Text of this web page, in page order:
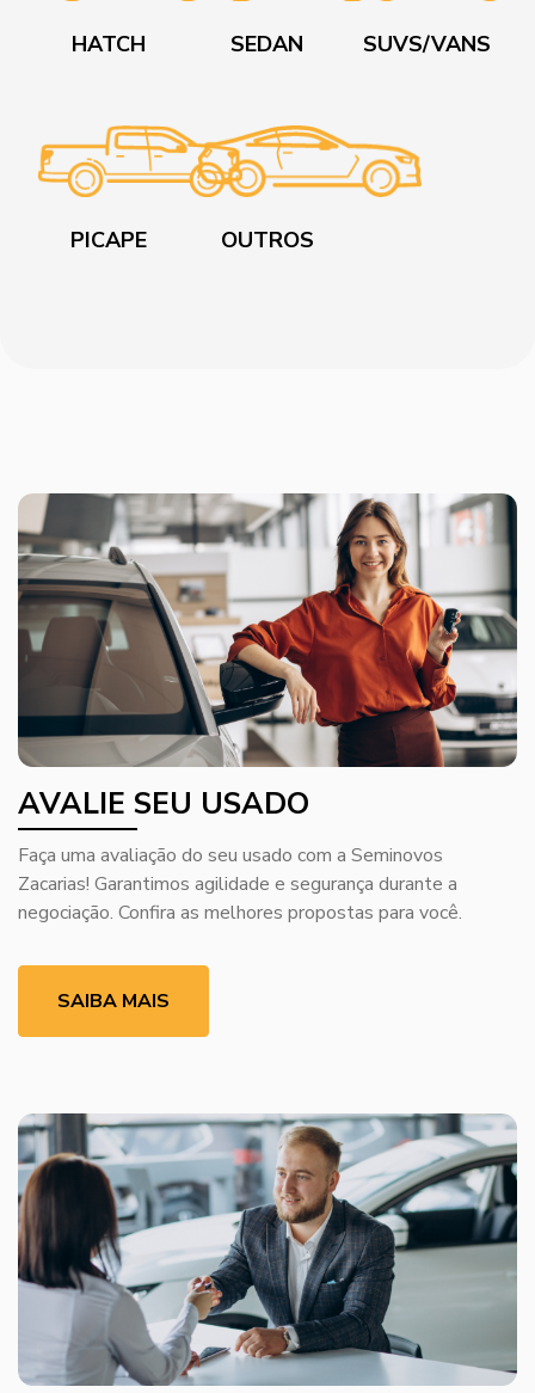
HATCH SEDAN SUVS/VANS
PICAPE OUTROS
AVALIE SEU USADO
Faça uma avaliação do seu usado com a Seminovos
Zacarias! Garantimos agilidade e segurança durante a
negociação. Confira as melhores propostas para você.
SAIBA MAIS